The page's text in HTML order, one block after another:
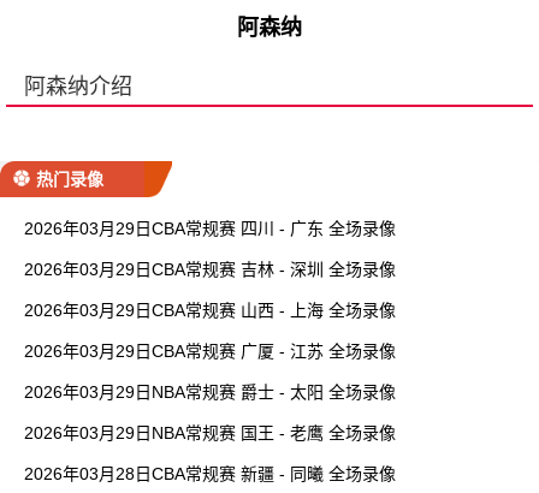
阿森纳
阿森纳介绍
热门录像
2026年03月29日CBA常规赛 四川 - 广东 全场录像
2026年03月29日CBA常规赛 吉林 - 深圳 全场录像
2026年03月29日CBA常规赛 山西 - 上海 全场录像
2026年03月29日CBA常规赛 广厦 - 江苏 全场录像
2026年03月29日NBA常规赛 爵士 - 太阳 全场录像
2026年03月29日NBA常规赛 国王 - 老鹰 全场录像
2026年03月28日CBA常规赛 新疆 - 同曦 全场录像